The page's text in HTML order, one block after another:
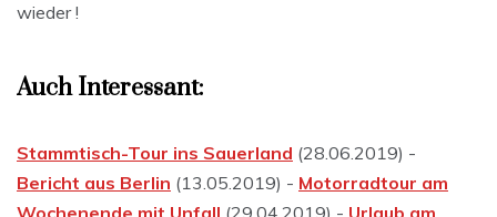
wieder !
Auch Interessant:
Stammtisch-Tour ins Sauerland (28.06.2019) -
Bericht aus Berlin (13.05.2019) - Motorradtour am